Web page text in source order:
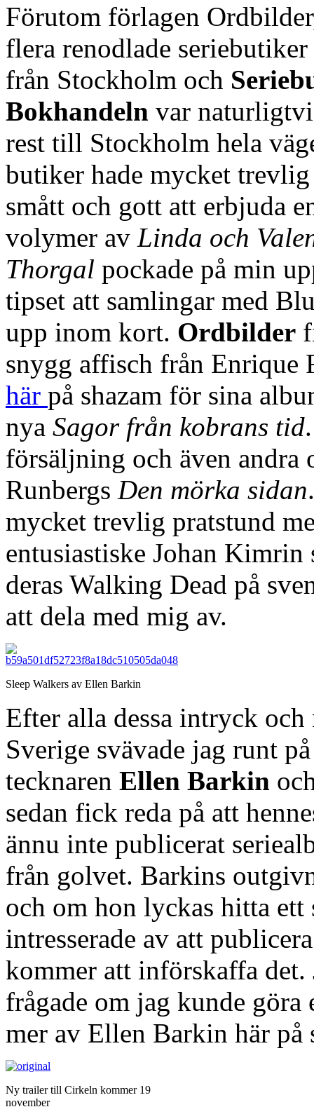
Förutom förlagen
flera renodlade
från Stockholm och
Bokhandeln var
rest till Stockholm hela
butiker hade mycket
smått och gott att erbjuda
volymer av Linda och
Thorgal pockade på min
tipset att samlingar med
upp inom kort. Ordbilder
snygg affisch från Enrique
här på shazam för sina
nya Sagor från kobrans tid
försäljning och även andra
Runbergs Den mörka sidan
mycket trevlig pratstund
entusiastiske Johan Kimrin
deras Walking Dead på
att dela med mig av.
Sleep Walkers av Ellen Barkin
Efter alla dessa intryck
Sverige svävade jag runt
tecknaren Ellen Barkin
sedan fick reda på att
ännu inte publicerat
från golvet. Barkins
och om hon lyckas hitta
intresserade av att
kommer att införskaffa det.
frågade om jag kunde göra
mer av Ellen Barkin här på
Ny trailer till Cirkeln kommer 19
november